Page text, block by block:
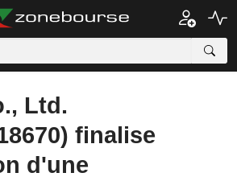
Ltd.
finalise
d'une